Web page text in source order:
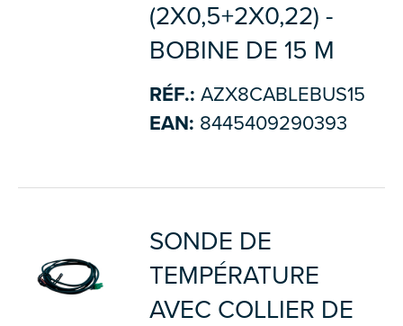
(2X0,5+2X0,22) -
BOBINE DE 15 M
RÉF.: AZX8CABLEBUS15
EAN: 8445409290393
SONDE DE
TEMPÉRATURE
AVEC COLLIER DE